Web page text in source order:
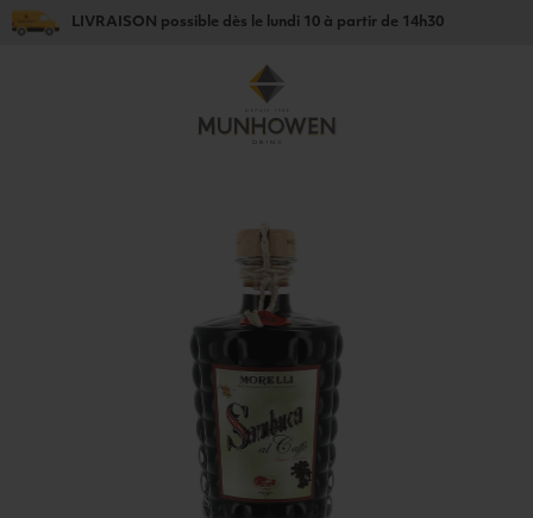
LIVRAISON possible dès le lundi 10 à partir de 14h30